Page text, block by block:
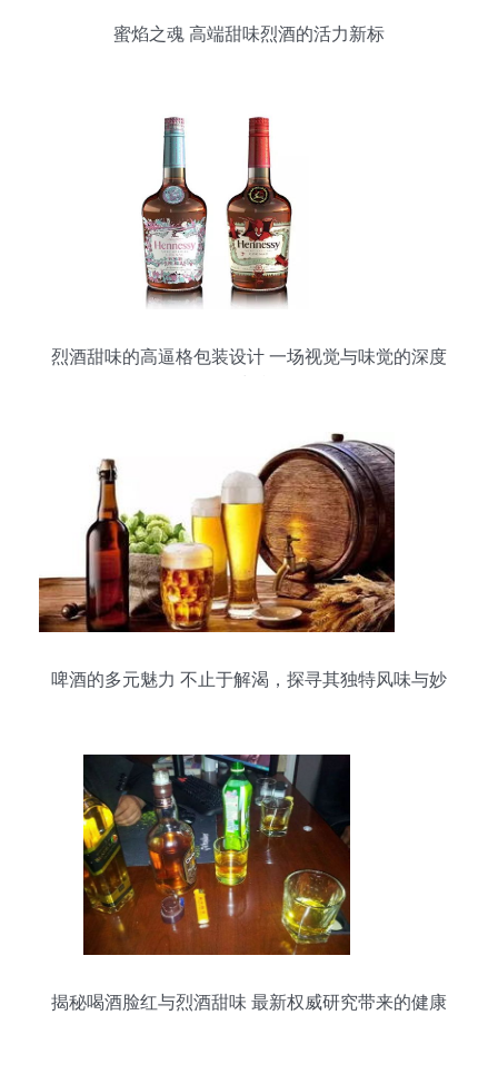
蜜焰之魂 高端甜味烈酒的活力新标
烈酒甜味的高逼格包装设计 一场视觉与味觉的深度
啤酒的多元魅力 不止于解渴，探寻其独特风味与妙
揭秘喝酒脸红与烈酒甜味 最新权威研究带来的健康